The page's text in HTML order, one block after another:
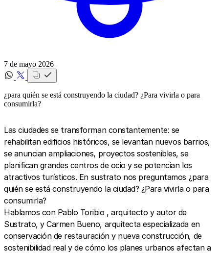
7 de mayo 2026
¿para quién se está construyendo la ciudad? ¿Para vivirla o para
consumirla?
Las ciudades se transforman constantemente: se
rehabilitan edificios históricos, se levantan nuevos barrios,
se anuncian ampliaciones, proyectos sostenibles, se
planifican grandes centros de ocio y se potencian los
atractivos turísticos. En sustrato nos preguntamos ¿para
quién se está construyendo la ciudad? ¿Para vivirla o para
consumirla?
Hablamos con Pablo Toribio , arquitecto y autor de
Sustrato, y Carmen Bueno, arquitecta especializada en
conservación de restauración y nueva construcción, de
sostenibilidad real y de cómo los planes urbanos afectan a